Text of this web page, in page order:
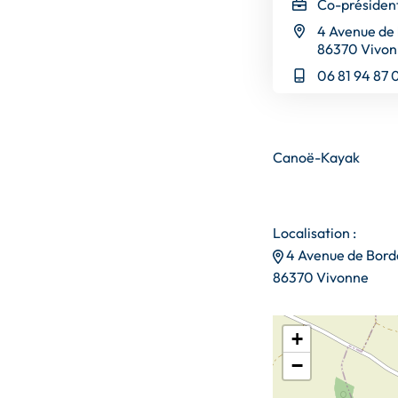
Co-
4 Avenue
86370
06 81 94 87
Canoë-Kayak
Localisation :
4 Avenue de
86370 Vivonne
+
−